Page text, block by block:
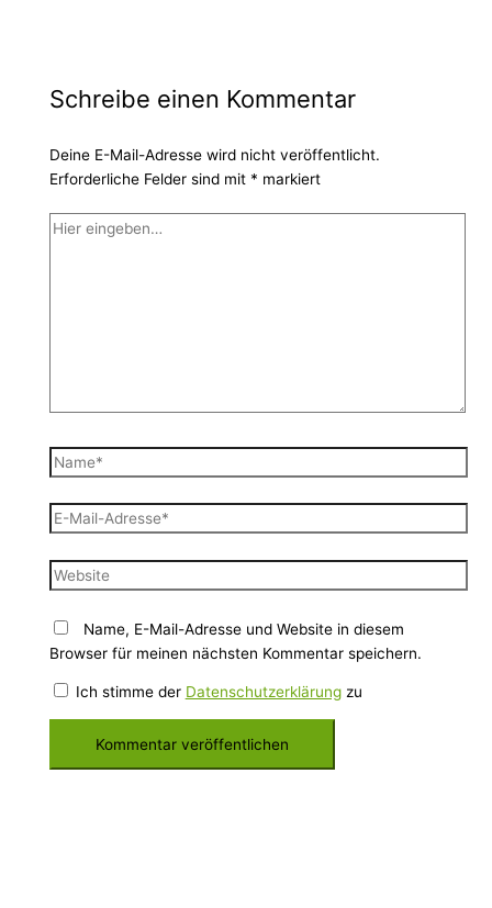
Schreibe einen Kommentar
Deine E-Mail-Adresse wird nicht veröffentlicht.
Erforderliche Felder sind mit * markiert
Name, E-Mail-Adresse und Website in diesem
Browser für meinen nächsten Kommentar speichern.
Ich stimme der Datenschutzerklärungzu